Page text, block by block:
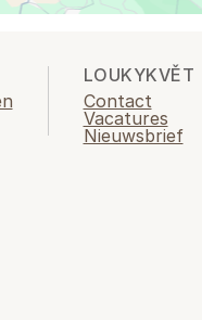
LOUKYKVĚT
Contact
Vacatures
Nieuwsbrief